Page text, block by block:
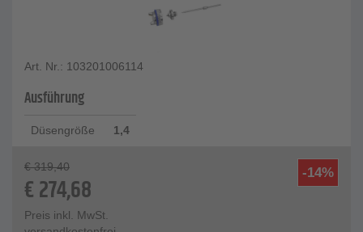
Art. Nr.: 103201006114
Ausführung
Düsengröße 1,4
-14%
€ 319,40
€274,68
Preis inkl. MwSt.